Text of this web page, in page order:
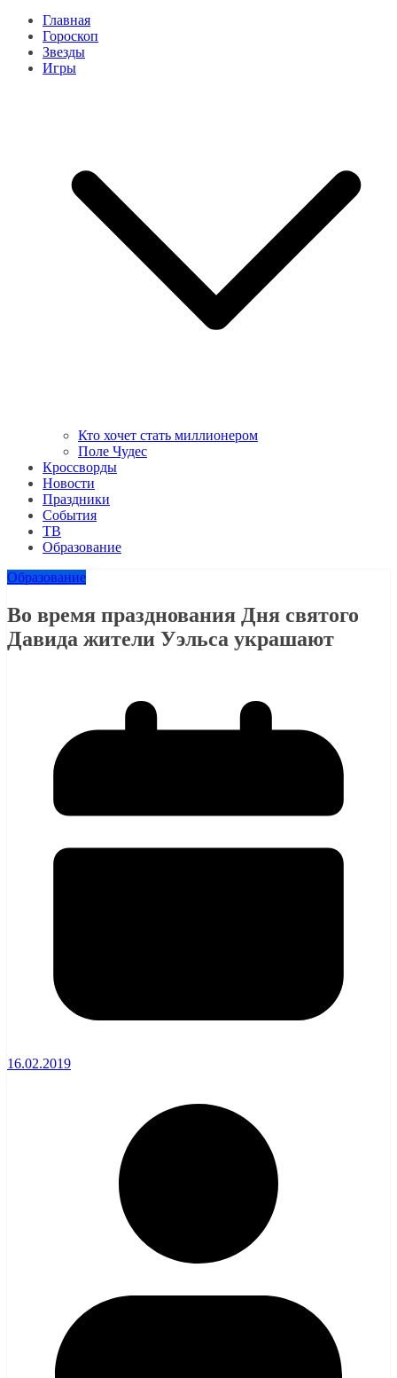
Главная
Гороскоп
Звезды
Игры
Кто хочет стать миллионером
Поле Чудес
Кроссворды
Новости
Праздники
События
ТВ
Образование
Образование
Во время празднования Дня святого
Давида жители Уэльса украшают
16.02.2019